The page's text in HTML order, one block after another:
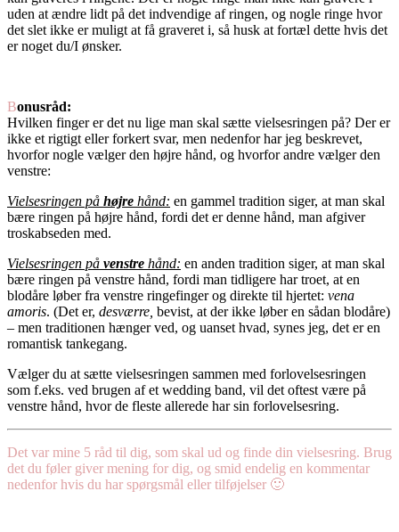
uden at ændre lidt på det indvendige af ringen, og nogle ringe hvor
det slet ikke er muligt at få graveret i, så husk at fortæl dette hvis det
er noget du/I ønsker.
Bonusråd:
Hvilken finger er det nu lige man skal sætte vielsesringen på? Der er
ikke et rigtigt eller forkert svar, men nedenfor har jeg beskrevet,
hvorfor nogle vælger den højre hånd, og hvorfor andre vælger den
venstre:
Vielsesringen på højre hånd: en gammel tradition siger, at man skal
bære ringen på højre hånd, fordi det er denne hånd, man afgiver
troskabseden med.
Vielsesringen på venstre hånd: en anden tradition siger, at man skal
bære ringen på venstre hånd, fordi man tidligere har troet, at en
blodåre løber fra venstre ringefinger og direkte til hjertet: vena
amoris. (Det er, desværre, bevist, at der ikke løber en sådan blodåre)
– men traditionen hænger ved, og uanset hvad, synes jeg, det er en
romantisk tankegang.
Vælger du at sætte vielsesringen sammen med forlovelsesringen
som f.eks. ved brugen af et wedding band, vil det oftest være på
venstre hånd, hvor de fleste allerede har sin forlovelsesring.
Det var mine 5 råd til dig, som skal ud og finde din vielsesring. Brug
det du føler giver mening for dig, og smid endelig en kommentar
nedenfor hvis du har spørgsmål eller tilføjelser 🙂